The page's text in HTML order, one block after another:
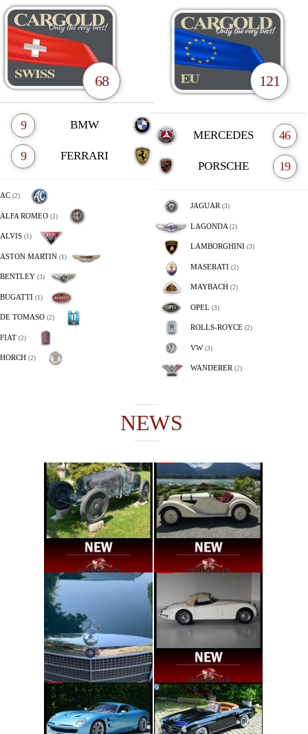
68
9 BMW
9 FERRARI
AC (2)
ALFA ROMEO (2)
ALVIS (1)
ASTON MARTIN (1)
BENTLEY (3)
BUGATTI (1)
DE TOMASO (2)
FIAT (2)
HORCH (2)
121
MERCEDES 46
PORSCHE 19
JAGUAR (3)
LAGONDA (2)
LAMBORGHINI (3)
MASERATI (2)
MAYBACH (2)
OPEL (3)
ROLLS-ROYCE (2)
VW (3)
WANDERER (2)
NEWS